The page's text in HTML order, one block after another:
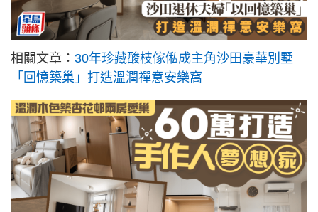
相關文章： 30年珍藏酸枝傢俬成主角沙田豪華別墅
「回憶築巢」打造溫潤禪意安樂窩